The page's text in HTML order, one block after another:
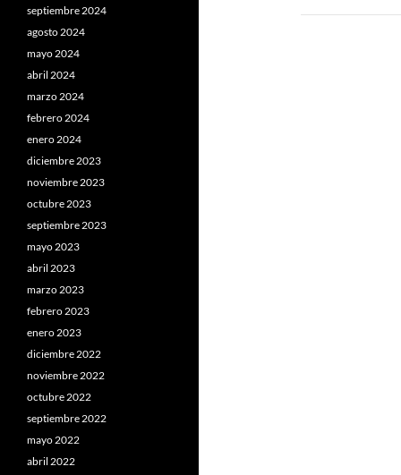
septiembre 2024
agosto 2024
mayo 2024
abril 2024
marzo 2024
febrero 2024
enero 2024
diciembre 2023
noviembre 2023
octubre 2023
septiembre 2023
mayo 2023
abril 2023
marzo 2023
febrero 2023
enero 2023
diciembre 2022
noviembre 2022
octubre 2022
septiembre 2022
mayo 2022
abril 2022